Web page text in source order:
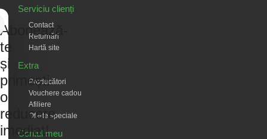
Serviciu clienți
Contact
Returnări
Hartă site
Extra
Producători
Vouchere cadou
Afiliere
Oferte speciale
Contul meu
Abonează-
te
și
primești
o
reducere
imediat!